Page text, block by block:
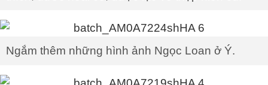
Ngắm thêm những hình ảnh Ngọc Loan ở Ý.